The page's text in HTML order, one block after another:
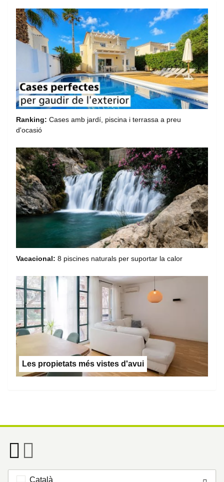
Ranking: Cases amb jardí, piscina i terrassa a preu
d'ocasió
Vacacional: 8 piscines naturals per suportar la calor
Les propietats més vistes d'avui
Català